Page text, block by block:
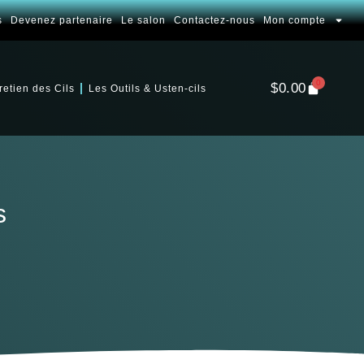
Devenez partenaire Le salon Contactez-nous Mon compte
des Cils Les Outils & Usten-cils $0.00 0